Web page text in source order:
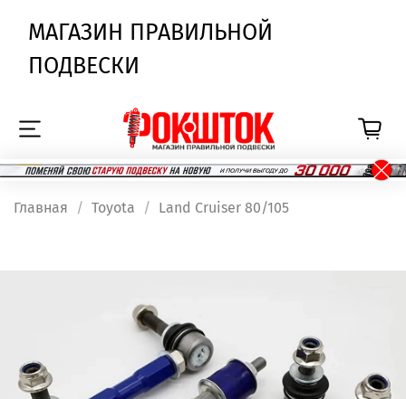
МАГАЗИН ПРАВИЛЬНОЙ
ПОДВЕСКИ
Главная Toyota Land Cruiser 80/105